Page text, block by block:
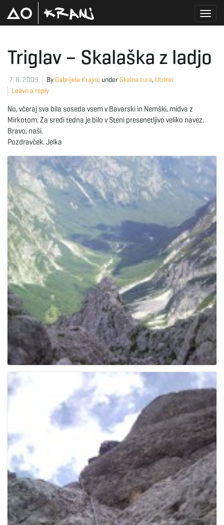
g
l
e
n
v
i
g
a
Triglav – Skalaška z ladjo
7. 8. 2009 By Gabrijela Krajnc under Skalna tura, Utrinki
Leave a reply
No, včeraj sva bila soseda vsem v Bavarski in Nemški, midva z
Mirkotom. Za sredi tedna je bilo v Steni presenetljivo veliko navez.
Bravo, naši.
Pozdravček. Jelka